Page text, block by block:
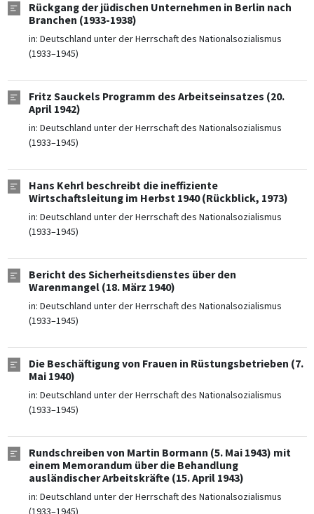
Rückgang der jüdischen Unternehmen in Berlin nach
Branchen (1933-1938)
in: Deutschland unter der Herrschaft des Nationalsozialismus
(1933–1945)
Fritz Sauckels Programm des Arbeitseinsatzes (20.
April 1942)
in: Deutschland unter der Herrschaft des Nationalsozialismus
(1933–1945)
Hans Kehrl beschreibt die ineffiziente
Wirtschaftsleitung im Herbst 1940 (Rückblick, 1973)
in: Deutschland unter der Herrschaft des Nationalsozialismus
(1933–1945)
Bericht des Sicherheitsdienstes über den
Warenmangel (18. März 1940)
in: Deutschland unter der Herrschaft des Nationalsozialismus
(1933–1945)
Die Beschäftigung von Frauen in Rüstungsbetrieben (7.
Mai 1940)
in: Deutschland unter der Herrschaft des Nationalsozialismus
(1933–1945)
Rundschreiben von Martin Bormann (5. Mai 1943) mit
einem Memorandum über die Behandlung
ausländischer Arbeitskräfte (15. April 1943)
in: Deutschland unter der Herrschaft des Nationalsozialismus
(1933–1945)